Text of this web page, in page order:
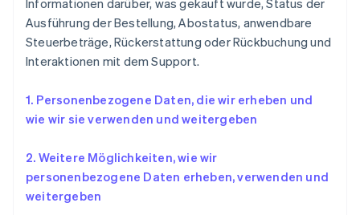
Informationen darüber, was gekauft wurde, Status der
Ausführung der Bestellung, Abostatus, anwendbare
Steuerbeträge, Rückerstattung oder Rückbuchung und
Interaktionen mit dem Support.
1. Personenbezogene Daten, die wir erheben und
wie wir sie verwenden und weitergeben
2. Weitere Möglichkeiten, wie wir
personenbezogene Daten erheben, verwenden und
weitergeben